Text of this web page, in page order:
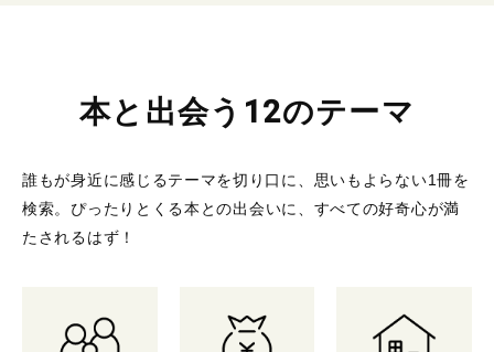
本と出会う12のテーマ
誰もが身近に感じるテーマを切り口に、思いもよらない1冊を
検索。 ぴったりとくる本との出会いに、すべての好奇心が満
たされるはず！